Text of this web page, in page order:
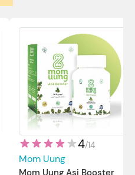
4/14
Mom Uung
Mom Uung Asi Booster